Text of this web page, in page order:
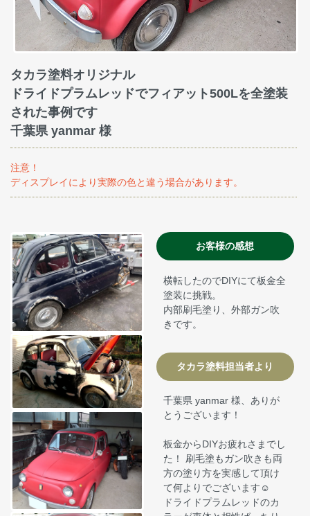
タカラ塗料オリジナル
ドライドプラムレッドでフィアット500Lを全塗装
された事例です
千葉県 yanmar 様
注意！
ディスプレイにより実際の色と違う場合があります。
お客様の感想
横転したのでDIYにて板金全
塗装に挑戦。
内部刷毛塗り、外部ガン吹
きです。
タカラ塗料担当者より
千葉県 yanmar 様、ありが
とうございます！
板金からDIYお疲れさまでし
た！ 刷毛塗もガン吹きも両
方の塗り方を実感して頂け
て何よりでございます☺
ドライドプラムレッドのカ